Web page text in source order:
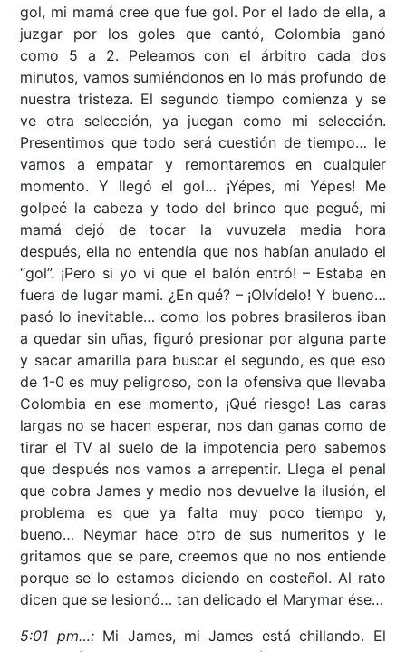
gol, mi mamá cree que fue gol. Por el lado de ella, a
juzgar por los goles que cantó, Colombia ganó
como 5 a 2. Peleamos con el árbitro cada dos
minutos, vamos sumiéndonos en lo más profundo de
nuestra tristeza. El segundo tiempo comienza y se
ve otra selección, ya juegan como mi selección.
Presentimos que todo será cuestión de tiempo… le
vamos a empatar y remontaremos en cualquier
momento. Y llegó el gol… ¡Yépes, mi Yépes! Me
golpeé la cabeza y todo del brinco que pegué, mi
mamá dejó de tocar la vuvuzela media hora
después, ella no entendía que nos habían anulado el
“gol”. ¡Pero si yo vi que el balón entró! – Estaba en
fuera de lugar mami. ¿En qué? – ¡Olvídelo! Y bueno…
pasó lo inevitable… como los pobres brasileros iban
a quedar sin uñas, figuró presionar por alguna parte
y sacar amarilla para buscar el segundo, es que eso
de 1-0 es muy peligroso, con la ofensiva que llevaba
Colombia en ese momento, ¡Qué riesgo! Las caras
largas no se hacen esperar, nos dan ganas como de
tirar el TV al suelo de la impotencia pero sabemos
que después nos vamos a arrepentir. Llega el penal
que cobra James y medio nos devuelve la ilusión, el
problema es que ya falta muy poco tiempo y,
bueno… Neymar hace otro de sus numeritos y le
gritamos que se pare, creemos que no nos entiende
porque se lo estamos diciendo en costeñol. Al rato
dicen que se lesionó… tan delicado el Marymar ése…
5:01 pm…:Mi James, mi James está chillando. El